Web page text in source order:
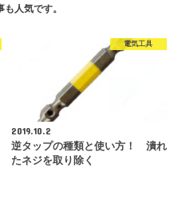
人気です。
電気工具
2019.10.2
逆タップの種類と使い方！ 潰れ
たネジを取り除く